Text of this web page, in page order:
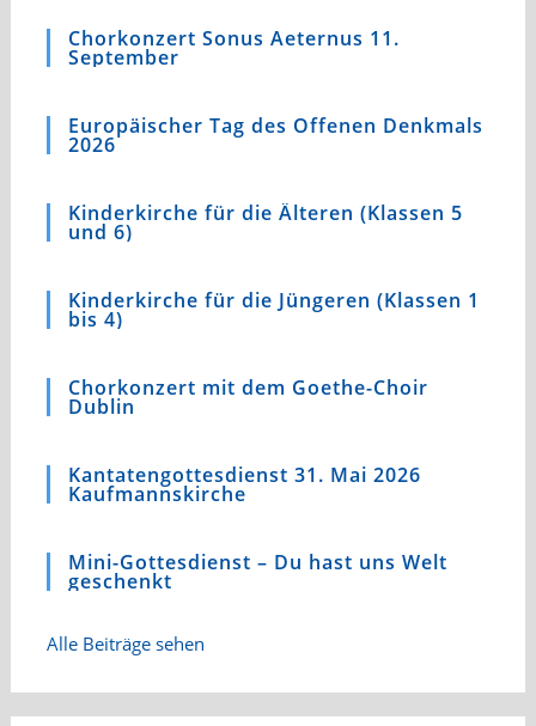
Chorkonzert Sonus Aeternus 11.
September
Europäischer Tag des Offenen Denkmals
2026
Kinderkirche für die Älteren (Klassen 5
und 6)
Kinderkirche für die Jüngeren (Klassen 1
bis 4)
Chorkonzert mit dem Goethe-Choir
Dublin
Kantatengottesdienst 31. Mai 2026
Kaufmannskirche
Mini-Gottesdienst – Du hast uns Welt
geschenkt
Alle Beiträge sehen